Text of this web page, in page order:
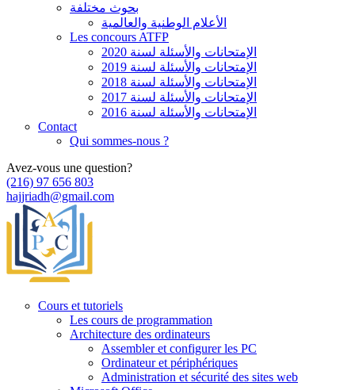
بحوث مختلفة
الأعلام الوطنية والعالمية
Les concours ATFP
الإمتحانات والأسئلة لسنة 2020
الإمتحانات والأسئلة لسنة 2019
الإمتحانات والأسئلة لسنة 2018
الإمتحانات والأسئلة لسنة 2017
الإمتحانات والأسئلة لسنة 2016
Contact
Qui sommes-nous ?
Avez-vous une question?
(216) 97 656 803
hajjriadh@gmail.com
Cours et tutoriels
Les cours de programmation
Architecture des ordinateurs
Assembler et configurer les PC
Ordinateur et périphériques
Administration et sécurité des sites web